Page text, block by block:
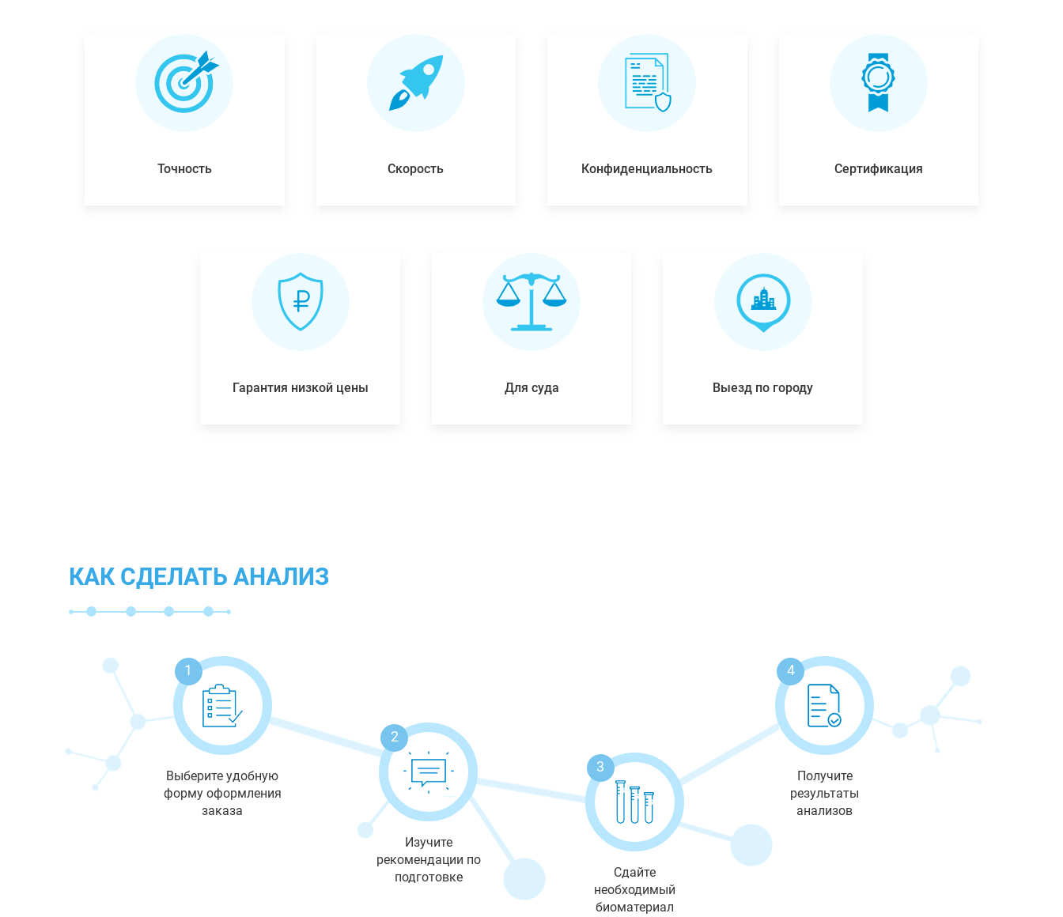
Точность Скорость Конфиденциальность Сертификация
Гарантия низкой цены Для суда Выезд по городу
КАК СДЕЛАТЬ АНАЛИЗ
1
Выберите удобную
форму оформления
заказа
2
Изучите
рекомендации по
подготовке
3
Сдайте
необходимый
биоматериал
4
Получите
результаты
анализов